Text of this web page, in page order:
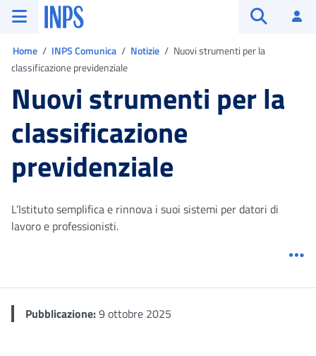
Vai al menu principale
Vai al contenuto principale
Vai al pie' di pagina
INPS ()
Home INPS Comunica Notizie
Nuovi strumenti per la
classificazione previdenziale
Nuovi strumenti per la
classificazione
previdenziale
L’Istituto semplifica e rinnova i suoi sistemi per datori di
lavoro e professionisti.
Pubblicazione:9 ottobre 2025